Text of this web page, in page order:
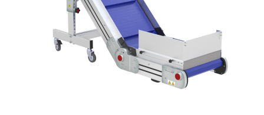
in metallo zincato, ruote pivottanti
con/senza freno (2+2)
modulare PP superficie blue